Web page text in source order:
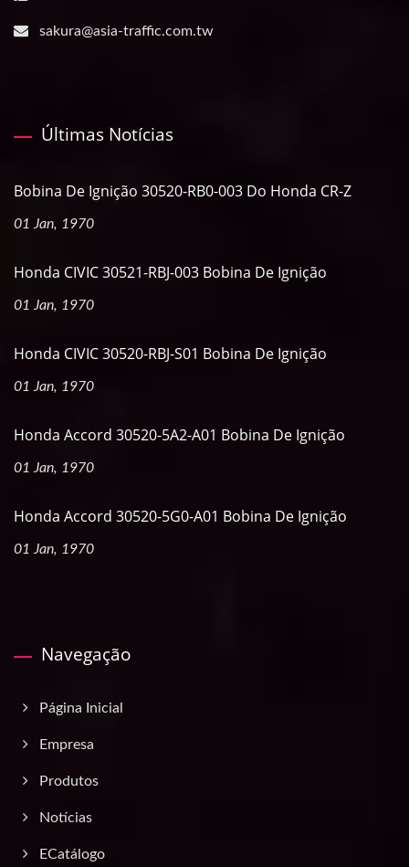
sakura@asia-traffic.com.tw
Últimas Notícias
Bobina De Ignição 30520-RB0-003 Do Honda CR-Z
01 Jan, 1970
Honda CIVIC 30521-RBJ-003 Bobina De Ignição
01 Jan, 1970
Honda CIVIC 30520-RBJ-S01 Bobina De Ignição
01 Jan, 1970
Honda Accord 30520-5A2-A01 Bobina De Ignição
01 Jan, 1970
Honda Accord 30520-5G0-A01 Bobina De Ignição
01 Jan, 1970
Navegação
Página Inicial
Empresa
Produtos
Notícias
ECatálogo